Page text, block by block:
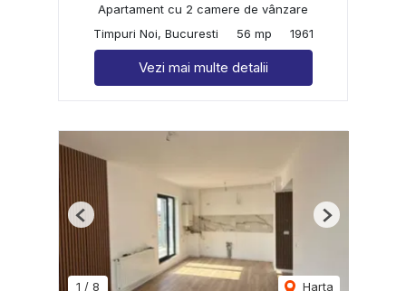
Apartament cu 2 camere de vânzare
Timpuri Noi, Bucuresti
56 mp 1961
Vezi mai multe detalii
1 / 8 Harta
Previous Next